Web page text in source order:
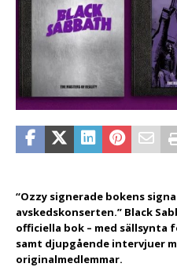
“Ozzy signerade bokens
avskedskonserten.” Black
officiella bok – med sällsynta
samt djupgående intervjuer
originalmedlemmar.